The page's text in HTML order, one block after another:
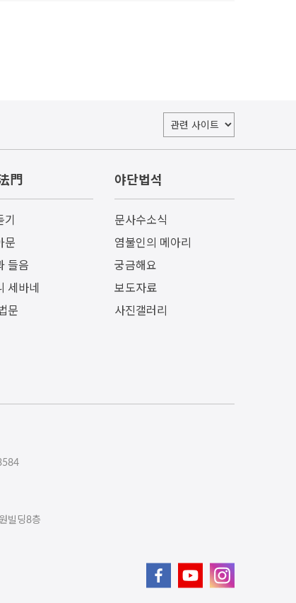
門
기
문
들음
세바네
문
야단법석
문사수소식
염불인의 메아리
궁금해요
보도자료
사진갤러리
빌딩8층